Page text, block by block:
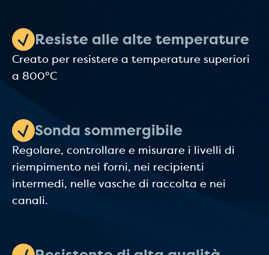
Resiste alle alte temperature
Creato per resistere a temperature superiori
a 800°C
Sonda sommergibile
Regolare, controllare e misurare i livelli di
riempimento nei forni, nei recipienti
intermedi, nelle vasche di raccolta e nei
canali.